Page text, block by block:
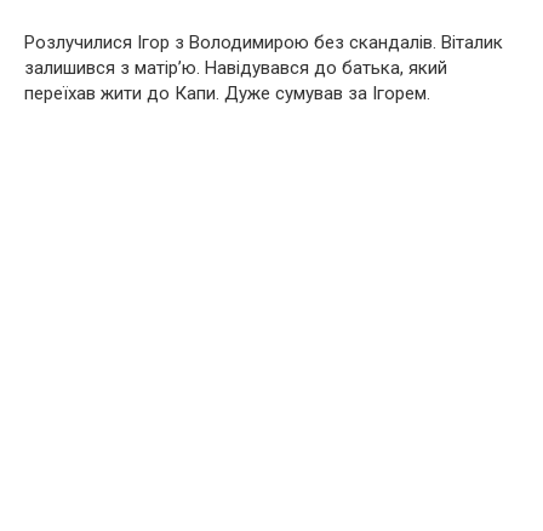
Розлучилися Ігор з Володимирою без скандалів. Віталик
залишився з матір’ю. Навідувався до батька, який
переїхав жити до Капи. Дуже сумував за Ігорем.